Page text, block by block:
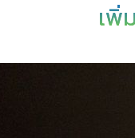
เพิ่